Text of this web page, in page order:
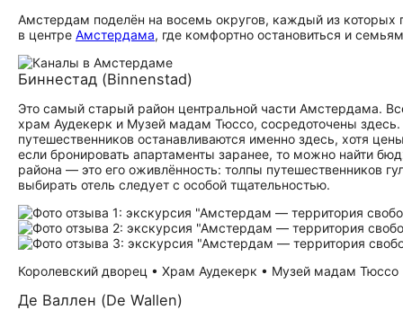
Амстердам поделён на восемь округов, каждый из
в центре Амстердама, где комфортно остановиться и
Биннестад (Binnenstad)
Это самый старый район центральной части Амстердама.
храм Аудекерк и Музей мадам Тюссо, сосредоточены
путешественников останавливаются именно здесь, хотя
если бронировать апартаменты заранее, то можно найти
района — это его оживлённость: толпы путешественников
выбирать отель следует с особой тщательностью.
Королевский дворец • Храм Аудекерк • Музей мадам Тюссо
Де Валлен (De Wallen)